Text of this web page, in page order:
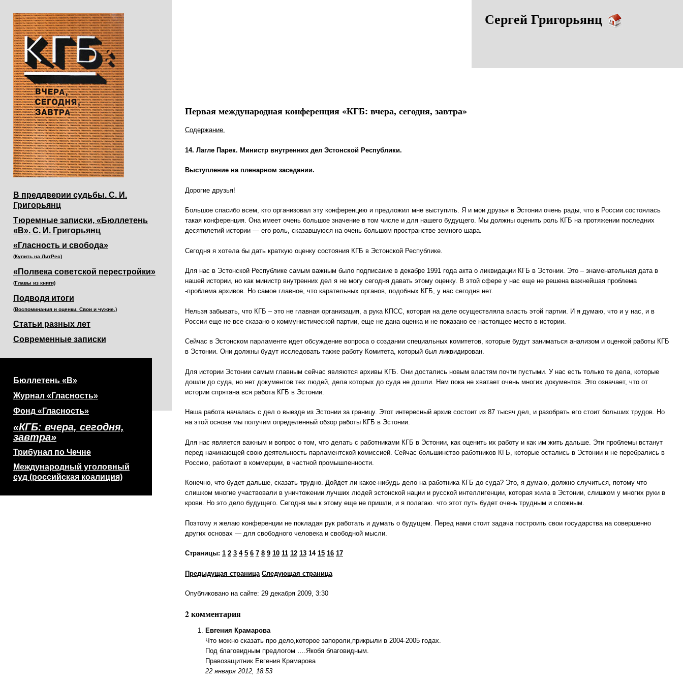
В преддверии судьбы. С. И.
Григорьянц
Тюремные записки, «Бюллетень
«В». С. И. Григорьянц
«Гласность и свобода»
(Купить на ЛитРес)
«Полвека советской перестройки»
(Главы из книги)
Подводя итоги
(Воспоминания и оценки. Свои и чужие.)
Статьи разных лет
Современные записки
Бюллетень «В»
Журнал «Гласность»
Фонд «Гласность»
«КГБ: вчера, сегодня,
завтра»
Трибунал по Чечне
Международный уголовный
суд (российская коалиция)
Сергей Григорьянц
Первая международная конференция «КГБ: вчера, сегодня, завтра»
Содержание.
14. Лагле Парек. Министр внутренних дел Эстонской Республики.
Выступление на пленарном заседании.
Дорогие друзья!
Большое спасибо всем, кто организовал эту конференцию и предложил мне выступить. Я и мои друзья в Эстонии очень рады, что в России состоялась
такая конференция. Она имеет очень большое значение в том числе и для нашего будущего. Мы должны оценить роль КГБ на протяжении последних
десятилетий истории — его роль, сказавшуюся на очень большом пространстве земного шара.
Сегодня я хотела бы дать краткую оценку состояния КГБ в Эстонской Республике.
Для нас в Эстонской Республике самым важным было подписание в декабре 1991 года акта о ликвидации КГБ в Эстонии. Это – знаменательная дата в
нашей истории, но как министр внутренних дел я не могу сегодня давать этому оценку. В этой сфере у нас еще не решена важнейшая проблема
-проблема архивов. Но самое главное, что карательных органов, подобных КГБ, у нас сегодня нет.
Нельзя забывать, что КГБ – это не главная организация, а рука КПСС, которая на деле осуществляла власть этой партии. И я думаю, что и у нас, и в
России еще не все сказано о коммунистической партии, еще не дана оценка и не показано ее настоящее место в истории.
Сейчас в Эстонском парламенте идет обсуждение вопроса о создании специальных комитетов, которые будут заниматься анализом и оценкой работы КГБ
в Эстонии. Они должны будут исследовать также работу Комитета, который был ликвидирован.
Для истории Эстонии самым главным сейчас являются архивы КГБ. Они достались новым властям почти пустыми. У нас есть только те дела, которые
дошли до суда, но нет документов тех людей, дела которых до суда не дошли. Нам пока не хватает очень многих документов. Это означает, что от
истории спрятана вся работа КГБ в Эстонии.
Наша работа началась с дел о выезде из Эстонии за границу. Этот интересный архив состоит из 87 тысяч дел, и разобрать его стоит больших трудов. Но
на этой основе мы получим определенный обзор работы КГБ в Эстонии.
Для нас является важным и вопрос о том, что делать с работниками КГБ в Эстонии, как оценить их работу и как им жить дальше. Эти проблемы встанут
перед начинающей свою деятельность парламентской комиссией. Сейчас большинство работников КГБ, которые остались в Эстонии и не перебрались в
Россию, работают в коммерции, в частной промышленности.
Конечно, что будет дальше, сказать трудно. Дойдет ли какое-нибудь дело на работника КГБ до суда? Это, я думаю, должно случиться, потому что
слишком многие участвовали в уничтожении лучших людей эстонской нации и русской интеллигенции, которая жила в Эстонии, слишком у многих руки в
крови. Но это дело будущего. Сегодня мы к этому еще не пришли, и я полагаю. что этот путь будет очень трудным и сложным.
Поэтому я желаю конференции не покладая рук работать и думать о будущем. Перед нами стоит задача построить свои государства на совершенно
других основах — для свободного человека и свободной мысли.
Страницы: 1 2 3 4 5 6 7 8 9 10 11 12 13 14 15 16 17
Предыдущая страница Следующая страница
Опубликовано на сайте: 29 декабря 2009, 3:30
2 комментария
Евгения Крамарова
Что можно сказать про дело,которое запороли,прикрыли в 2004-2005 годах.
Под благовидным предлогом ….Якобя благовидным.
Правозащитник Евгения Крамарова
22 января 2012, 18:53